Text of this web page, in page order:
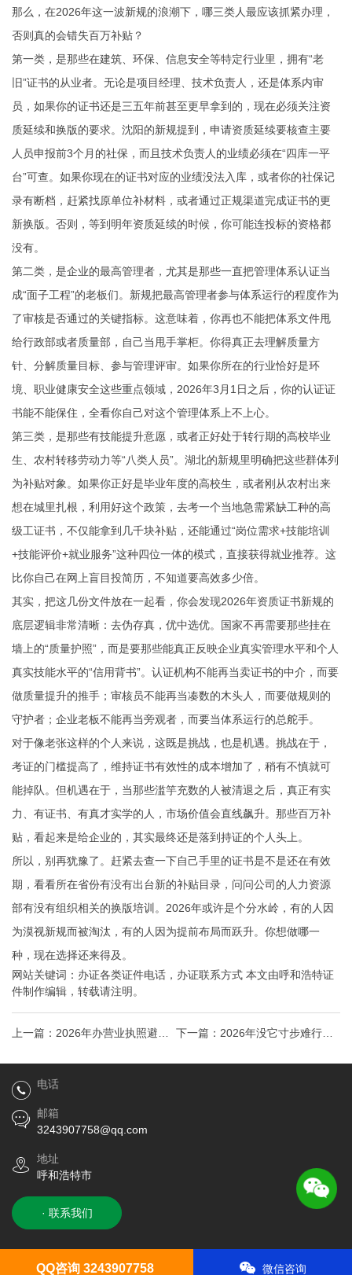
那么，在2026年这一波新规的浪潮下，哪三类人最应该抓紧办理，
否则真的会错失百万补贴？
第一类，是那些在建筑、环保、信息安全等特定行业里，拥有“老
旧”证书的从业者。无论是项目经理、技术负责人，还是体系内审
员，如果你的证书还是三五年前甚至更早拿到的，现在必须关注资
质延续和换版的要求。沈阳的新规提到，申请资质延续要核查主要
人员申报前3个月的社保，而且技术负责人的业绩必须在“四库一平
台”可查。如果你现在的证书对应的业绩没法入库，或者你的社保记
录有断档，赶紧找原单位补材料，或者通过正规渠道完成证书的更
新换版。否则，等到明年资质延续的时候，你可能连投标的资格都
没有。
第二类，是企业的最高管理者，尤其是那些一直把管理体系认证当
成“面子工程”的老板们。新规把最高管理者参与体系运行的程度作为
了审核是否通过的关键指标。这意味着，你再也不能把体系文件甩
给行政部或者质量部，自己当甩手掌柜。你得真正去理解质量方
针、分解质量目标、参与管理评审。如果你所在的行业恰好是环
境、职业健康安全这些重点领域，2026年3月1日之后，你的认证证
书能不能保住，全看你自己对这个管理体系上不上心。
第三类，是那些有技能提升意愿，或者正好处于转行期的高校毕业
生、农村转移劳动力等“八类人员”。湖北的新规里明确把这些群体列
为补贴对象。如果你正好是毕业年度的高校生，或者刚从农村出来
想在城里扎根，利用好这个政策，去考一个当地急需紧缺工种的高
级工证书，不仅能拿到几千块补贴，还能通过“岗位需求+技能培训
+技能评价+就业服务”这种四位一体的模式，直接获得就业推荐。这
比你自己在网上盲目投简历，不知道要高效多少倍。
其实，把这几份文件放在一起看，你会发现2026年资质证书新规的
底层逻辑非常清晰：去伪存真，优中选优。国家不再需要那些挂在
墙上的“质量护照”，而是要那些能真正反映企业真实管理水平和个人
真实技能水平的“信用背书”。认证机构不能再当卖证书的中介，而要
做质量提升的推手；审核员不能再当凑数的木头人，而要做规则的
守护者；企业老板不能再当旁观者，而要当体系运行的总舵手。
对于像老张这样的个人来说，这既是挑战，也是机遇。挑战在于，
考证的门槛提高了，维持证书有效性的成本增加了，稍有不慎就可
能掉队。但机遇在于，当那些滥竽充数的人被清退之后，真正有实
力、有证书、有真才实学的人，市场价值会直线飙升。那些百万补
贴，看起来是给企业的，其实最终还是落到持证的个人头上。
所以，别再犹豫了。赶紧去查一下自己手里的证书是不是还在有效
期，看看所在省份有没有出台新的补贴目录，问问公司的人力资源
部有没有组织相关的换版培训。2026年或许是个分水岭，有的人因
为漠视新规而被淘汰，有的人因为提前布局而跃升。你想做哪一
种，现在选择还来得及。
网站关键词： 办证各类证件电话 ， 办证联系方式 本文由呼和浩特证
件制作编辑，转载请注明。
上一篇： 2026年办营业执照避开 下一篇： 2026年没它寸步难行？
电话
邮箱
3243907758@qq.com
地址
呼和浩特市
· 联系我们
QQ咨询 3243907758 微信咨询